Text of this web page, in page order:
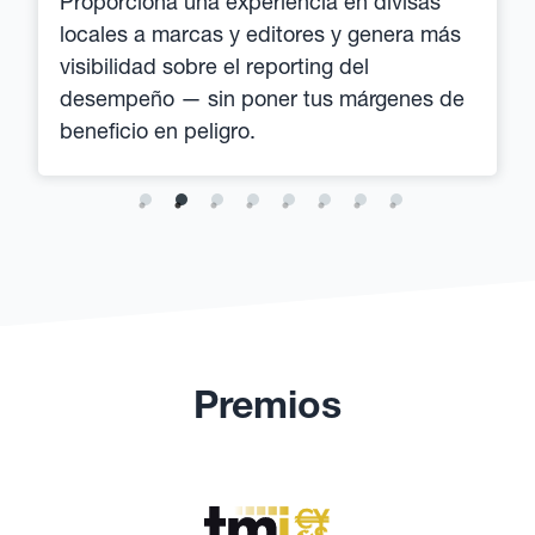
locales a marcas y editores y genera más
visibilidad sobre el reporting del
desempeño — sin poner tus márgenes de
beneficio en peligro.
Premios